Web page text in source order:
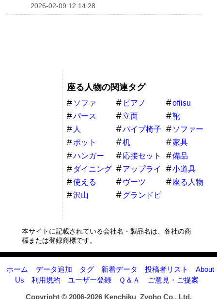
2026-02-09 12:14:28
座る人物の関連タグ
ソファ ピアノ
ofiisu
パース
立面
靴
人
パイプ椅子
ソファー
ポット
机
家具
ハンガー
応接セット
備品
ダイニング
テーブル
アップライ
ト
小道具
使える
ヴーツ
座る人物
沢山
グランドピ
本サイトに記載されている会社名・製品名は、各社の商
標または登録商標です。
ホーム データ追加 タグ 新着データ 投稿者リスト
About
Us
利用規約 ユーザー登録 Ｑ＆Ａ ご意見・ご提案
Copyright © 2006-2026 Kenchiku_Zyoho Co., Ltd.